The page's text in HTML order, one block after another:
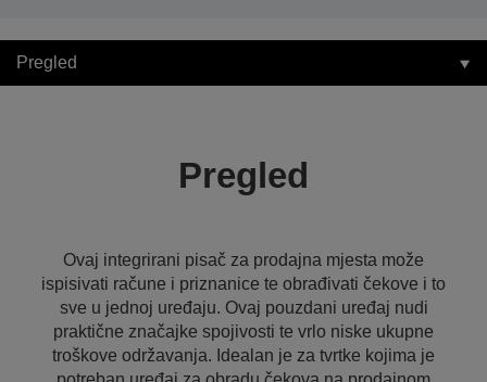
Pregled
Pregled
Ovaj integrirani pisač za prodajna mjesta može
ispisivati račune i priznanice te obrađivati čekove i to
sve u jednoj uređaju. Ovaj pouzdani uređaj nudi
praktične značajke spojivosti te vrlo niske ukupne
troškove održavanja. Idealan je za tvrtke kojima je